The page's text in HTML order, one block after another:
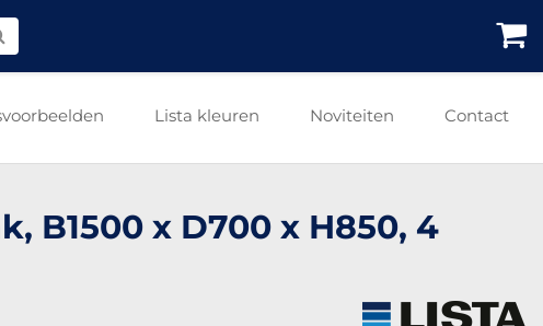
Lista kleuren Noviteiten Contact
B1500 x D700 x H850, 4